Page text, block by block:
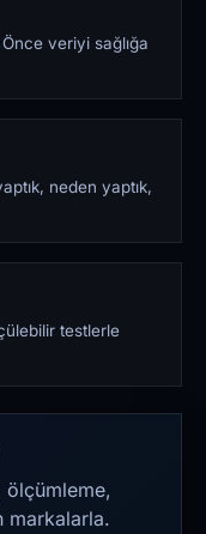
veriyi sağlığa
neden yaptık,
testlerle
markalarla.